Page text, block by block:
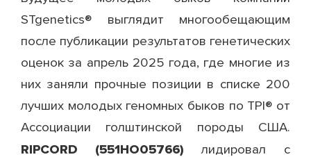
STgenetics® выглядит многообещающим
после публикации результатов генетических
оценок за апрель 2025 года, где многие из
них заняли прочные позиции в списке 200
лучших молодых геномных быков по TPI® от
Ассоциации голштинской породы США.
RIPCORD (551НО05766) лидировал с